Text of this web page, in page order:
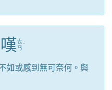
嘆ㄊ
ㄢˋ
如或感到無可奈何。與